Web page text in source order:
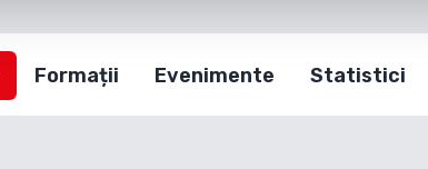
Formații Evenimente Statistici